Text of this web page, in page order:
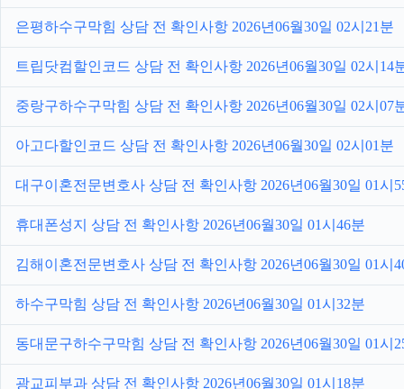
은평하수구막힘 상담 전 확인사항 2026년06월30일 02시21분
트립닷컴할인코드 상담 전 확인사항 2026년06월30일 02시14
중랑구하수구막힘 상담 전 확인사항 2026년06월30일 02시07
아고다할인코드 상담 전 확인사항 2026년06월30일 02시01분
대구이혼전문변호사 상담 전 확인사항 2026년06월30일 01시
휴대폰성지 상담 전 확인사항 2026년06월30일 01시46분
김해이혼전문변호사 상담 전 확인사항 2026년06월30일 01시
하수구막힘 상담 전 확인사항 2026년06월30일 01시32분
동대문구하수구막힘 상담 전 확인사항 2026년06월30일 01시
광교피부과 상담 전 확인사항 2026년06월30일 01시18분